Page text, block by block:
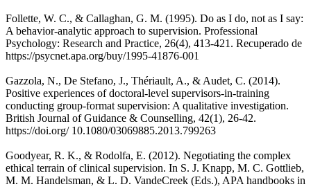
Follette, W. C., & Callaghan, G. M. (1995). Do as I do, not as I say:
A behavior-analytic approach to supervision. Professional
Psychology: Research and Practice, 26(4), 413-421. Recuperado de
https://psycnet.apa.org/buy/1995-41876-001
Gazzola, N., De Stefano, J., Thériault, A., & Audet, C. (2014).
Positive experiences of doctoral-level supervisors-in-training
conducting group-format supervision: A qualitative investigation.
British Journal of Guidance & Counselling, 42(1), 26-42.
https://doi.org/ 10.1080/03069885.2013.799263
Goodyear, R. K., & Rodolfa, E. (2012). Negotiating the complex
ethical terrain of clinical supervision. In S. J. Knapp, M. C. Gottlieb,
M. M. Handelsman, & L. D. VandeCreek (Eds.), APA handbooks in